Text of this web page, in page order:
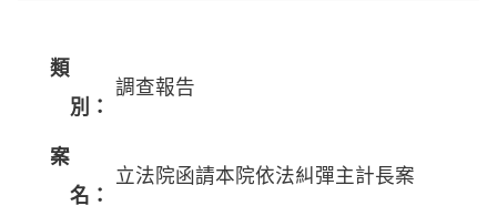
類
別：
調查報告
案
名：
立法院函請本院依法糾彈主計長案